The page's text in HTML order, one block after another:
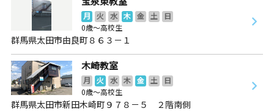
月 火 水 木 金 土
日
0歳～高校生
群馬県太田市由良町８６３－１
木崎教室
月 火 水 木 金 土
日
0歳～高校生
群馬県太田市新田木崎町９７８－５ ２階南側